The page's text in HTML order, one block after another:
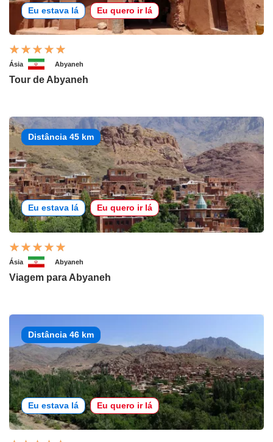
Eu estava lá Eu quero ir lá
Ásia Abyaneh
Tour de Abyaneh
Distância 45 km
Eu estava lá Eu quero ir lá
Ásia Abyaneh
Viagem para Abyaneh
Distância 46 km
Eu estava lá Eu quero ir lá